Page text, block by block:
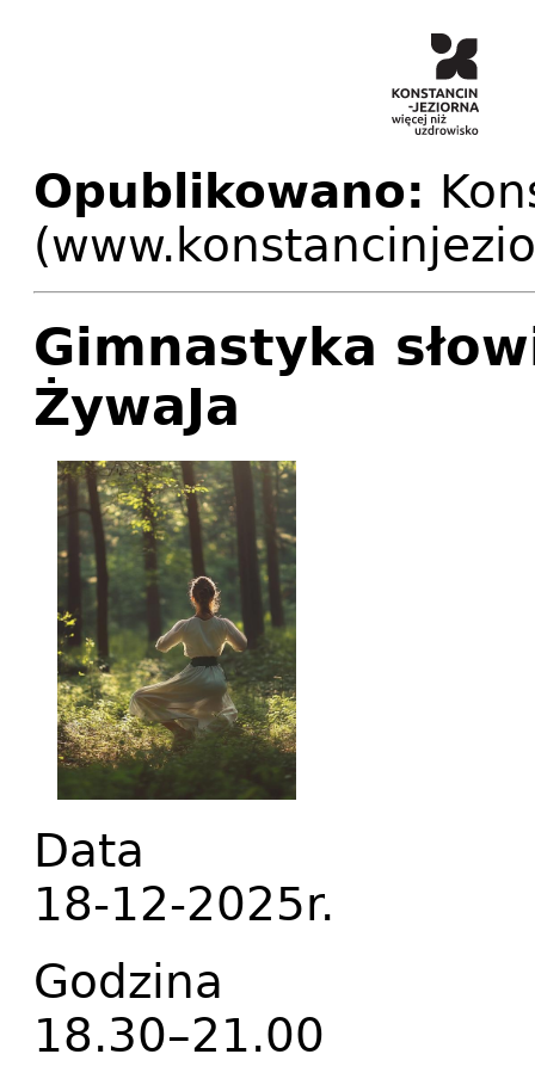
Opublikowano:
Gimnastyka
ŻywaJa
Data
18-12-2025r.
Godzina
18.30–21.00